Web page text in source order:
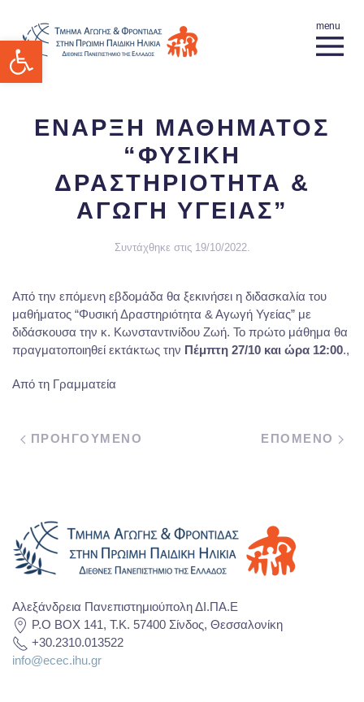
Ανοίξτε τη γραμμή εργαλείων
ΕΝΑΡΞΗ ΜΑΘΗΜΑΤΟΣ
“ΦΥΣΙΚΗ
ΔΡΑΣΤΗΡΙΟΤΗΤΑ &
ΑΓΩΓΗ ΥΓΕΙΑΣ”
Συντάχθηκε στις 19/10/2022.
Από την επόμενη εβδομάδα θα ξεκινήσει η διδασκαλία του
μαθήματος “Φυσική Δραστηριότητα & Αγωγή Υγείας” με
διδάσκουσα την κ. Κωνσταντινίδου Ζωή. Το πρώτο μάθημα θα
πραγματοποιηθεί εκτάκτως την Πέμπτη 27/10 και ώρα 12:00.,
Από τη Γραμματεία
ΠΡΟΗΓΟΥΜΕΝΟ ΕΠΟΜΕΝΟ
Αλεξάνδρεια Πανεπιστημιούπολη ΔΙ.ΠΑ.Ε
P.O BOX 141, T.K. 57400 Σίνδος, Θεσσαλονίκη
+30.2310.013522
info@ecec.ihu.gr